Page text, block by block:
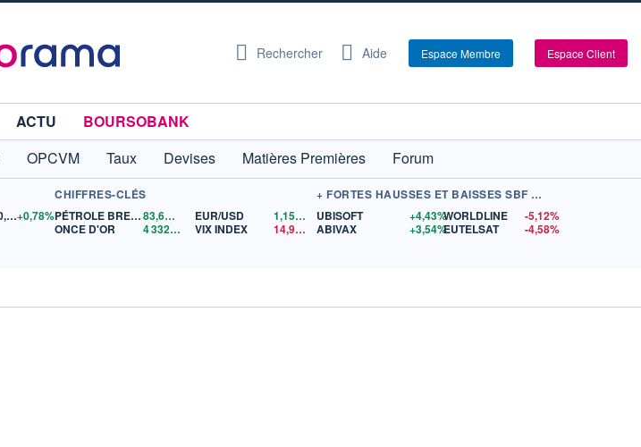
Rechercher Aide Espace Membre Espace Client
ACTU
BOURSOBANK
OPCVM Taux Devises Matières Premières
Forum
30 030,50+0,78%
CHIFFRES-CLÉS
PÉTROLE BRENT
83,61$US
ONCE D'OR
4 332,50 $US
EUR/USD 1,1562
$US
VIX INDEX
14,90$US
+ FORTES HAUSSES ET BAISSES SBF 120
UBISOFT
+4,43%
ABIVAX
+3,54%
WORLDLINE
-5,12%
EUTELSAT
-4,58%